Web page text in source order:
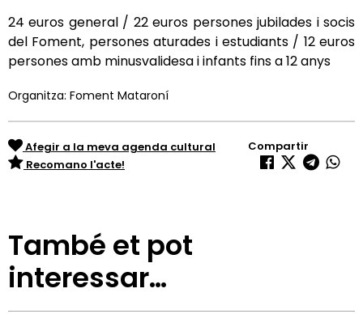
24 euros general / 22 euros persones jubilades i socis
del Foment, persones aturades i estudiants / 12 euros
persones amb minusvalidesa i infants fins a 12 anys
Organitza: Foment Mataroní
Afegir a la meva agenda cultural
Recomano l'acte!
Compartir
També et pot
interessar…